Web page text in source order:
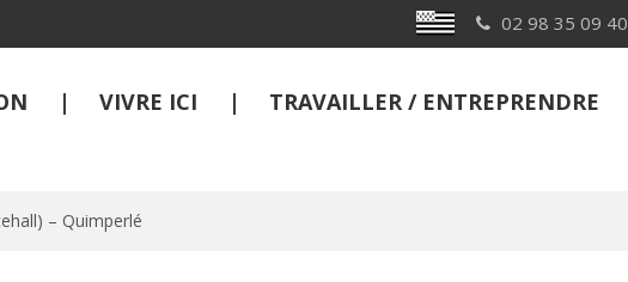
Breton 02 98 35 09 40
VIVRE ICI
TRAVAILLER / ENTREPRENDRE
– Quimperlé